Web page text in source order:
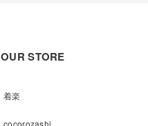
OUR STORE
着楽